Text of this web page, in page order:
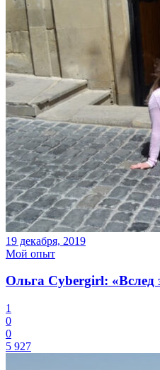
19 декабря, 2019
Мой опыт
Ольга Cybergirl: «Вслед
1
0
0
5 927